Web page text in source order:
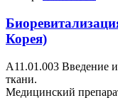
Корея)
A11.01.003 Введение
ткани.
Медицинский